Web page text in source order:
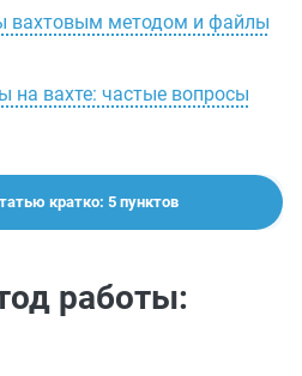
вахтовым методом и файлы
вахте: частые вопросы
кратко: 5 пунктов
работы: